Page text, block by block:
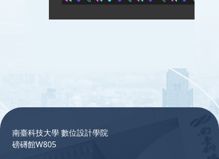
南臺科技大學 數位設計學院
磅礡館W805